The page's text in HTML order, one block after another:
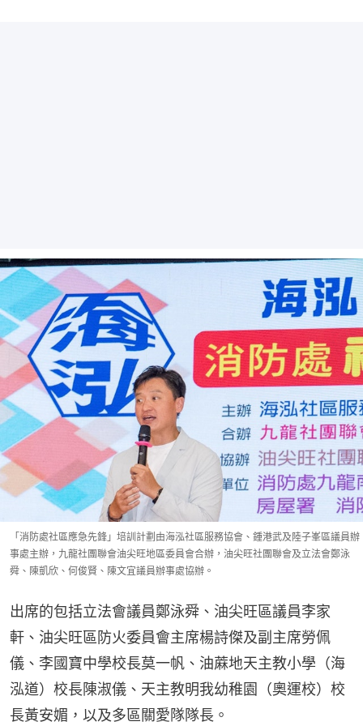
「消防處社區應急先鋒」培訓計劃由海泓社區服務協會、鍾港武及陸子峯區議員辦
事處主辦，九龍社團聯會油尖旺地區委員會合辦，油尖旺社團聯會及立法會鄭泳
舜、陳凱欣、何俊賢、陳文宜議員辦事處協辦。
出席的包括立法會議員鄭泳舜、油尖旺區議員李家
軒、油尖旺區防火委員會主席楊詩傑及副主席勞佩
儀、李國寶中學校長莫一帆、油蔴地天主教小學（海
泓道）校長陳淑儀、天主教明我幼稚園（奧運校）校
長黃安媚，以及多區關愛隊隊長。